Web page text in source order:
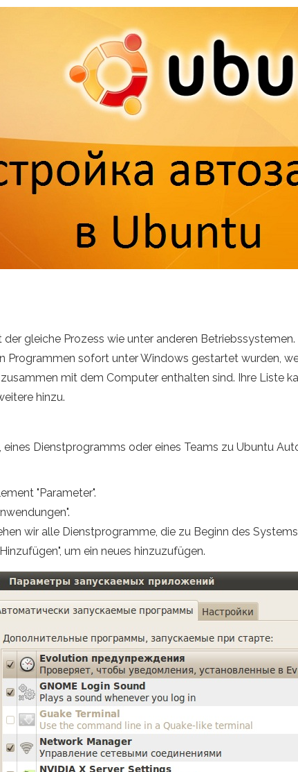
gleiche Prozess wie unter anderen
Programmen sofort unter Windows gestartet wurden,
mit dem Computer enthalten sind. Ihre Liste
hinzu.
eines Dienstprogramms oder eines Teams zu Ubuntu
"Parameter".
wir alle Dienstprogramme, die zu Beginn des
um ein neues hinzuzufügen.